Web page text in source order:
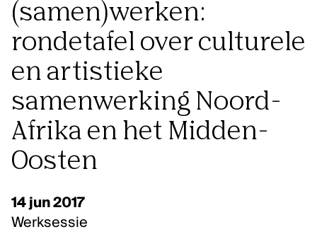
Agenda
Sector
Onderzoek
DISCIPLINES
Beeldende kunsten
Podiumkunsten
(samen)werken:
rondetafel over culturele
en artistieke
samenwerking Noord-
Afrika en het Midden-
Oosten
14 jun 2017
Werksessie